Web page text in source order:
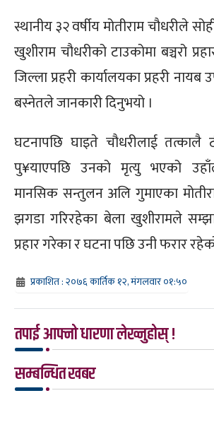
स्थानीय ३२ वर्षीय मोतीराम चौधरीले
खुशीराम चौधरीको टाउकोमा बञ्चरो
जिल्ला प्रहरी कार्यालयका प्रहरी नायब
बस्नेतले जानकारी दिनुभयो ।
घटनापछि घाइते चौधरीलाई तत्कालै
पु¥याएपछि उनको मृत्यु भएको
मानसिक सन्तुलन अलि गुमाएका
झगडा गरिरहेका बेला खुशीरामले
प्रहार गरेका र घटना पछि उनी फरार
प्रकाशित : २०७६ कार्तिक १२, मंगलवार ०१:५०
तपाई आफ्नो धारणा लेख्नुहोस् !
सम्बन्धित खबर